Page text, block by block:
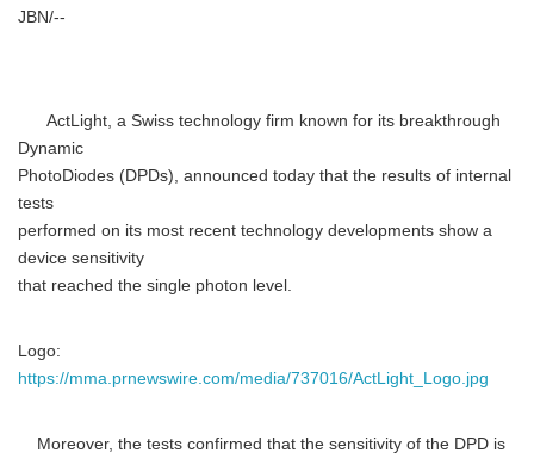
JBN/--
ActLight, a Swiss technology firm known for its breakthrough
Dynamic
PhotoDiodes (DPDs), announced today that the results of internal
tests
performed on its most recent technology developments show a
device sensitivity
that reached the single photon level.
Logo:
https://mma.prnewswire.com/media/737016/ActLight_Logo.jpg
Moreover, the tests confirmed that the sensitivity of the DPD is